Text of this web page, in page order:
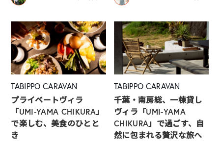
TABIPPO CARAVAN
プライベートヴィラ
「UMI-YAMA CHIKURA」
で楽しむ、美食のひとと
き
TABIPPO CARAVAN
千葉・南房総、一棟貸し
ヴィラ「UMI-YAMA
CHIKURA」で過ごす、自
然に包まれる贅沢な旅へ